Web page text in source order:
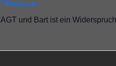
Previous:
AGT und Bart ist ein Widerspruch